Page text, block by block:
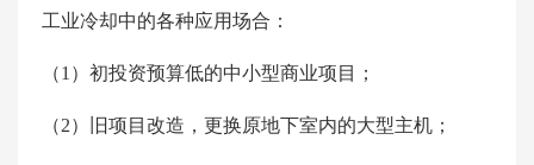
工业冷却中的各种应用场合：
（1）初投资预算低的中小型商业项目；
（2）旧项目改造，更换原地下室内的大型主机；